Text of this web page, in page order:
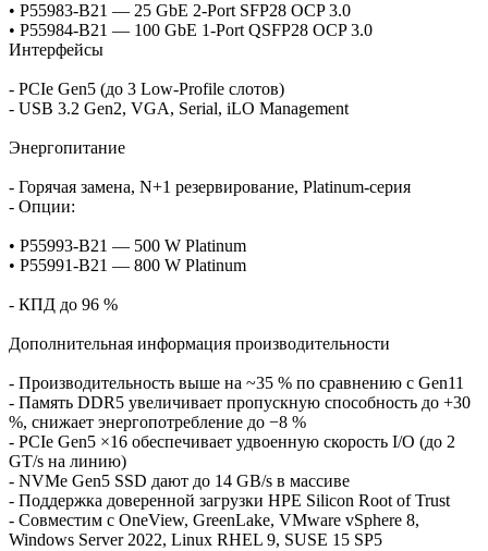
• P55983‑B21 — 25 GbE 2‑Port SFP28 OCP 3.0
• P55984‑B21 — 100 GbE 1‑Port QSFP28 OCP 3.0
Интерфейсы
- PCIe Gen5 (до 3 Low‑Profile слотов)
- USB 3.2 Gen2, VGA, Serial, iLO Management
Энергопитание
- Горячая замена, N+1 резервирование, Platinum‑серия
- Опции:
• P55993‑B21 — 500 W Platinum
• P55991‑B21 — 800 W Platinum
- КПД до 96 %
Дополнительная информация производительности
- Производительность выше на ~35 % по сравнению с Gen11
- Память DDR5 увеличивает пропускную способность до +30
%, снижает энергопотребление до −8 %
- PCIe Gen5 ×16 обеспечивает удвоенную скорость I/O (до 2
GT/s на линию)
- NVMe Gen5 SSD дают до 14 GB/s в массиве
- Поддержка доверенной загрузки HPE Silicon Root of Trust
- Совместим с OneView, GreenLake, VMware vSphere 8,
Windows Server 2022, Linux RHEL 9, SUSE 15 SP5